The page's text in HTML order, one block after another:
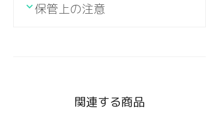
保管上の注意
関連する商品